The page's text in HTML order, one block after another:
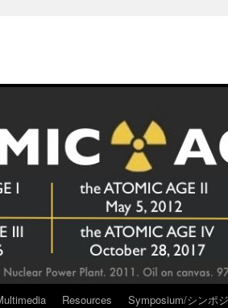
Resources Symposium/シンポ